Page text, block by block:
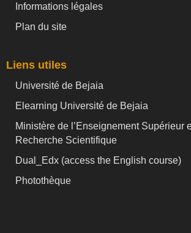
Informations légales
Plan du site
Liens utiles
Université de Bejaia
Elearning Université de Bejaia
Ministère de l’Enseignement Supérieur
Recherche Scientifique
Dual_Edx (access the English course)
Photothèque